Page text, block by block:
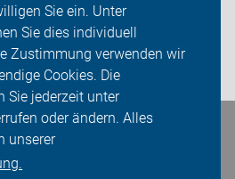
Sie ein. Unter
Sie dies individuell
Zustimmung verwenden wir
Cookies. Die
Sie jederzeit unter
oder ändern. Alles
unserer